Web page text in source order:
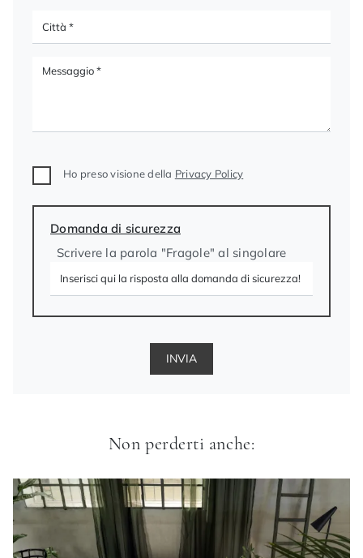
Ho preso visione della Privacy Policy
Domanda di sicurezza
Scrivere la parola "Fragole" al singolare
INVIA
Non perderti anche: